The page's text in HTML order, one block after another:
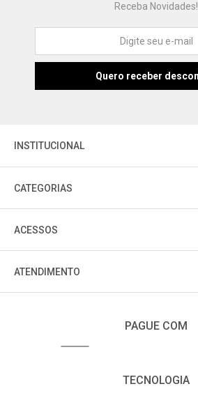
Receba Novidades!
INSTITUCIONAL
CATEGORIAS
ACESSOS
ATENDIMENTO
PAGUE COM
TECNOLOGIA
Fu Fujisom